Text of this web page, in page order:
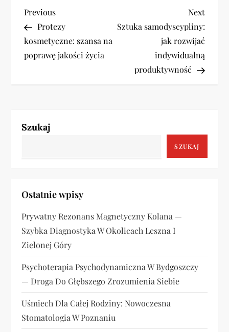
N
a
w
a
a
w
p
i
s
u
Previous
Post
Previous
Protezy
kosmetyczne: szansa na
poprawę jakości życia
Next
Post
Next
Sztuka samodyscypliny:
jak rozwijać
indywidualną
produktywność
Szukaj
SZUKAJ
Ostatnie wpisy
Prywatny Rezonans Magnetyczny Kolana —
Szybka Diagnostyka W Okolicach Leszna I
Zielonej Góry
Psychoterapia Psychodynamiczna W Bydgoszczy
— Droga Do Głębszego Zrozumienia Siebie
Uśmiech Dla Całej Rodziny: Nowoczesna
Stomatologia W Poznaniu